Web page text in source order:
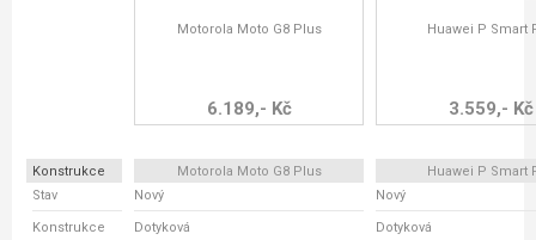
Motorola Moto G8 Plus
6.189,- Kč
Huawei P Smart
3.559,- Kč
Konstrukce Motorola Moto G8 Plus
Huawei P Smart
Stav
Nový Nový
Konstrukce Dotyková Dotyková